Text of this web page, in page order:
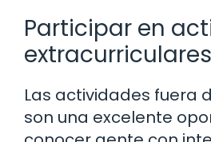
Participar en
extracurriculares
Las actividades fuera
son una excelente